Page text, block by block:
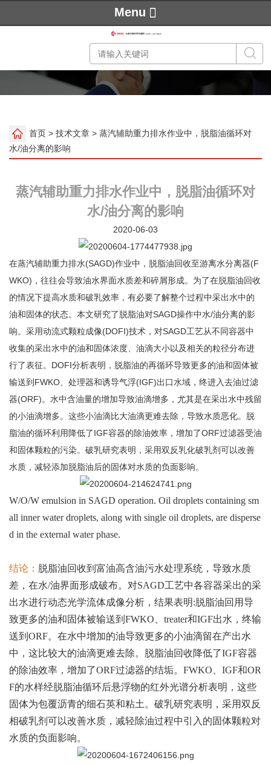
Menu
首页 > 技术文章 > 蒸汽辅助重力排水作业中，脱脂油循环对
水/油分离的影响
蒸汽辅助重力排水作业中，脱脂油循环对
水/油分离的影响
2020-06-03
在蒸汽辅助重力排水(SAGD)作业中，脱脂油回收至游离水分离器(F
WKO)，往往会导致油水界面水质差和碎屑形成。为了在脱脂油回收
的情况下提高水质和破乳效率，有必要了解整个过程中采出水中的
油和固体的状态。本文研究了脱脂油对SAGD操作中水/油分离的影
响。采用动流式颗粒成像(DOFI)技术，对SAGD工艺从不同容器中
收集的采出水中的油和固体浓度、油滴大小以及相关的粒径分布进
行了表征。DOFI分析表明，脱脂油的再循环导致更多的油和固体被
输送到FWKO、处理器和诱导气浮(IGF)出口水域，终进入去油过滤
器(ORF)。水中含油量的增加导致油滴增多，尤其是在采出水中残留
的小油滴增多。这些小油滴比大油滴更难去除，导致水质恶化。脱
脂油的循环利用降低了IGF容器的除油效率，增加了ORF过滤器受油
和固体颗粒的污染。破乳研究表明，采用双反乳化破乳剂可以改善
水质，减轻添加脱脂油后的固体对水质的负面影响。
W/O/W emulsion in SAGD operation. Oil droplets containing sm
all inner water droplets, along with single oil droplets, are disperse
d in the external water phase.
结论： 脱脂油回收到富油高含油污水处理系统，导致水质
差，在水/油界面形成破布。对SAGD工艺中各容器采出的采
出水进行动态光学流体成像分析，结果表明:脱脂油回用导
致更多的油和固体被输送到FWKO、treater和IGF出水，终输
送到ORF。在水中增加的油导致更多的小油滴留在产出水
中，这比较大的油滴更难去除。脱脂油回收降低了IGF容器
的除油效率，增加了ORF过滤器的结垢。FWKO、IGF和OR
F的水样经脱脂油循环后悬浮物的红外光谱分析表明，这些
固体为包覆沥青的细石英和粘土。破乳研究表明，采用双反
相破乳剂可以改善水质，减轻除油过程中引入的固体颗粒对
水质的负面影响。